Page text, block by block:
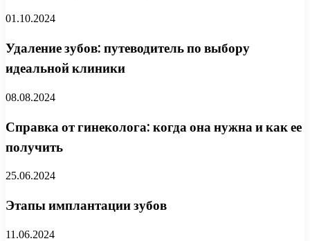
01.10.2024
Удаление зубов: путеводитель по выбору
идеальной клиники
08.08.2024
Справка от гинеколога: когда она нужна и как ее
получить
25.06.2024
Этапы имплантации зубов
11.06.2024